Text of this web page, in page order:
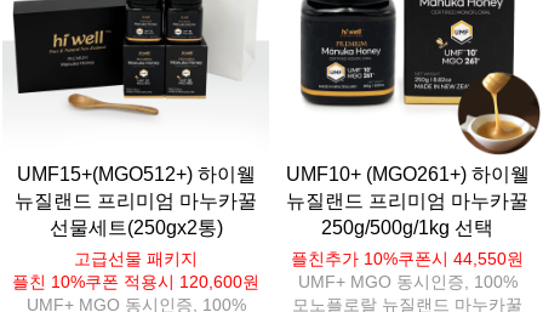
UMF15+(MGO512+) 하이웰
뉴질랜드 프리미엄 마누카꿀
선물세트(250gx2통)
고급선물 패키지
플친 10%쿠폰 적용시 120,600원
UMF+ MGO 동시인증, 100%
UMF10+ (MGO261+) 하이웰
뉴질랜드 프리미엄 마누카꿀
250g/500g/1kg 선택
플친추가 10%쿠폰시 44,550원
UMF+ MGO 동시인증, 100%
모노플로랄 뉴질랜드 마누카꿀